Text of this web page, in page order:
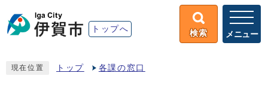
トップへ 検索 メニュー
現在位置 トップ 各課の窓口